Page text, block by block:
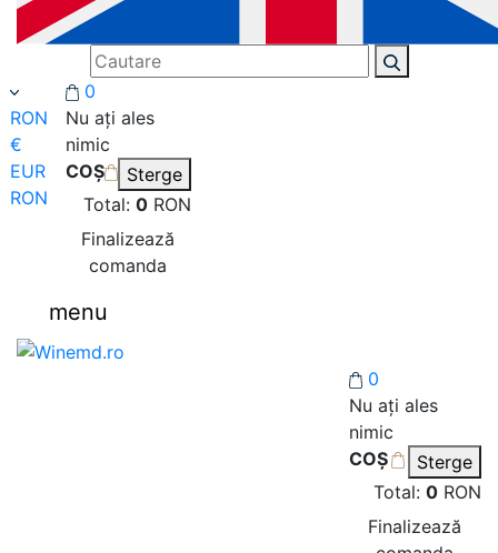
RON
€
EUR
RON
0
Nu ați ales
nimic
COȘ
Sterge
Total: 0RON
Finalizează
comanda
menu
0
Nu ați ales
nimic
COȘ
Sterge
Total: 0RON
Finalizează